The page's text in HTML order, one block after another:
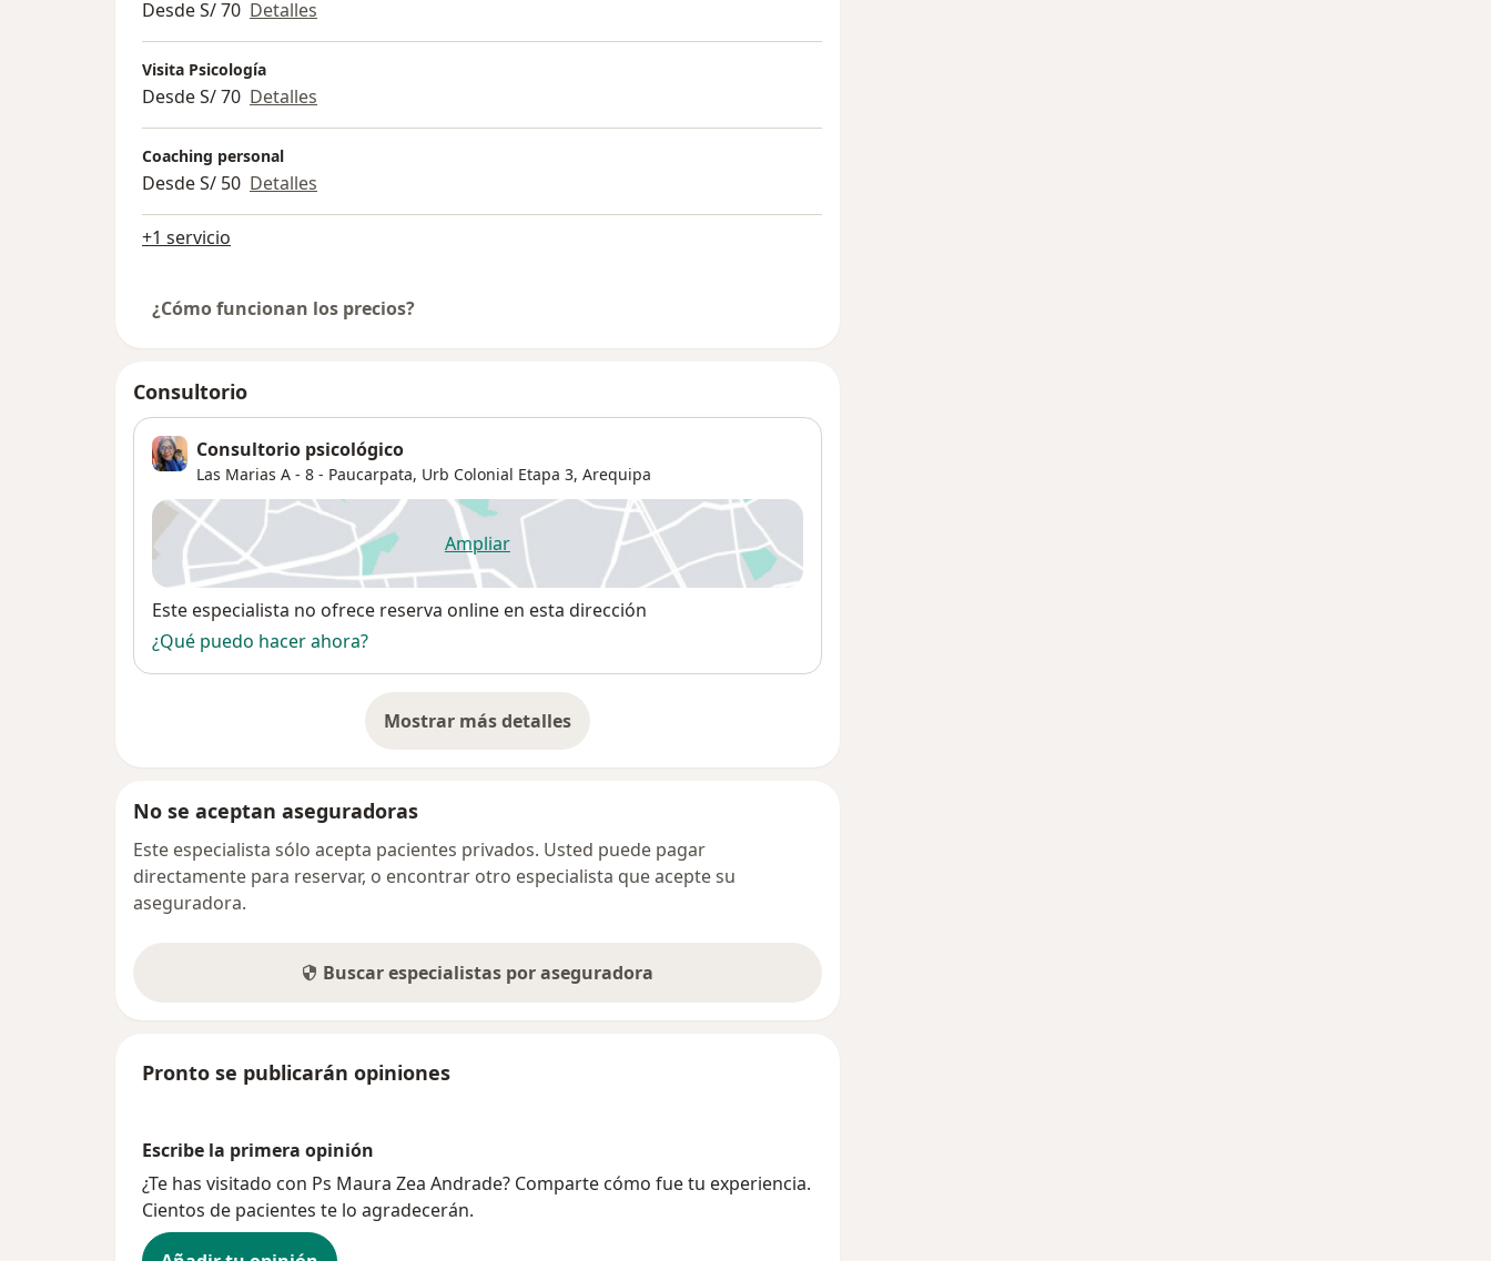
Desde S/ 70 Detalles
Visita Psicología
Desde S/ 70 Detalles
Coaching personal
Desde S/ 50 Detalles
+1 servicio
¿Cómo funcionan los precios?
Consultorio
Consultorio psicológico
Las Marias A - 8 - Paucarpata, Urb Colonial Etapa 3, Arequipa
Ampliarse abre en una nueva pestaña
Disponibilidad
Este especialista no ofrece reserva online en esta dirección
¿Qué puedo hacer ahora?
Mostrar más detalles
sobre la dirección
No se aceptan aseguradoras
Este especialista sólo acepta pacientes privados. Usted puede pagar
directamente para reservar, o encontrar otro especialista que acepte su
aseguradora.
Buscar especialistas por aseguradora
Pronto se publicarán opiniones
Escribe la primera opinión
¿Te has visitado con Ps Maura Zea Andrade? Comparte cómo fue tu experiencia.
Cientos de pacientes te lo agradecerán.